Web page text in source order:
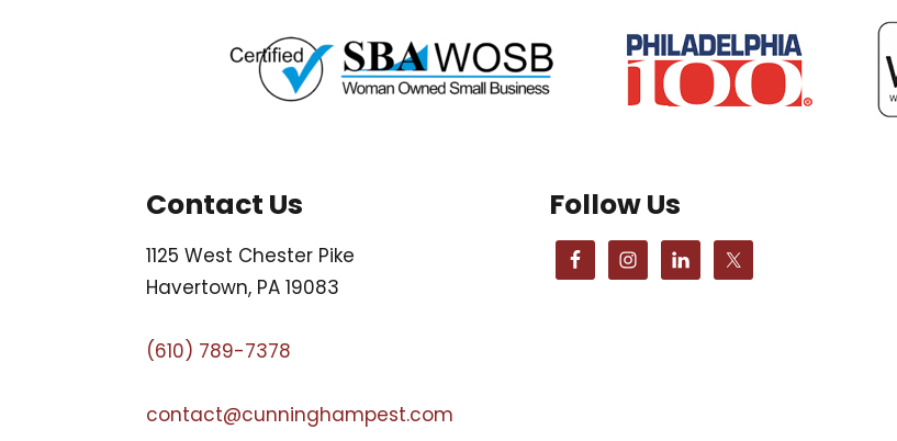
Contact Us
1125 West Chester Pike
Havertown, PA 19083
(610) 789-7378
contact@cunninghampest.com
Follow Us